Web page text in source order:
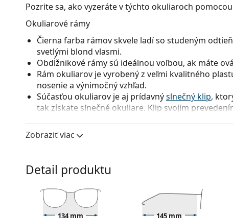
Pozrite sa, ako vyzeráte v týchto okuliaroch
Okuliarové rámy
Čierna farba rámov skvele ladí so studeným
svetlými blond vlasmi.
Obdĺžnikové rámy sú ideálnou voľbou, ak máte
Rám okuliarov je vyrobený z veľmi kvalitného
nosenie a výnimočný vzhľad.
Súčasťou okuliarov je aj prídavnýslnečný klip,
tak získate slnečné okuliare. Klip svojim
stenčený variant okuliarových šošoviek, aby sa
na ráme tak správne sedel.
straníc. Svojím nápadným dizajnom vám pomôžu
patrí pevnosť, odolnosť, spoľahlivé uchytenie
pred poškodením. Tento druh rámu je vhodný
s vyššou optickou mohutnosťou.
Príslušenstvo
Zobraziť viac
Detail produktu
134 mm 145 mm